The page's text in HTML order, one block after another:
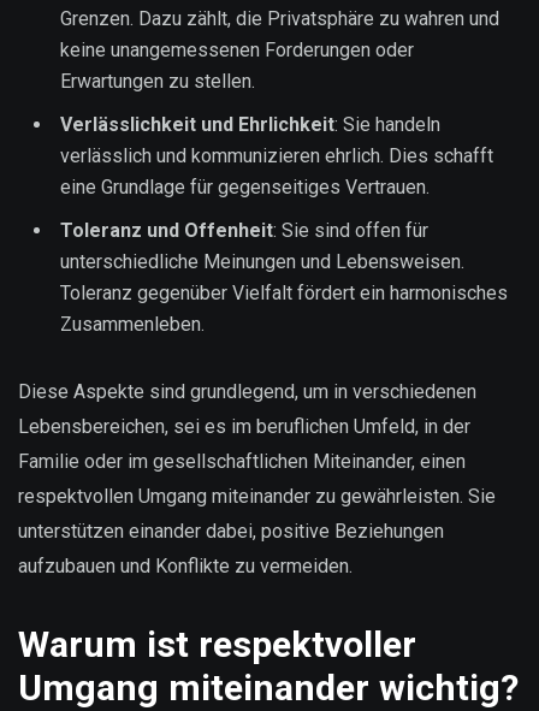
Grenzen. Dazu zählt, die Privatsphäre zu wahren und
keine unangemessenen Forderungen oder
Erwartungen zu stellen.
Verlässlichkeit und Ehrlichkeit: Sie handeln
verlässlich und kommunizieren ehrlich. Dies schafft
eine Grundlage für gegenseitiges Vertrauen.
Toleranz und Offenheit: Sie sind offen für
unterschiedliche Meinungen und Lebensweisen.
Toleranz gegenüber Vielfalt fördert ein harmonisches
Zusammenleben.
Diese Aspekte sind grundlegend, um in verschiedenen
Lebensbereichen, sei es im beruflichen Umfeld, in der
Familie oder im gesellschaftlichen Miteinander, einen
respektvollen Umgang miteinander zu gewährleisten. Sie
unterstützen einander dabei, positive Beziehungen
aufzubauen und Konflikte zu vermeiden.
Warum ist respektvoller
Umgang miteinander wichtig?